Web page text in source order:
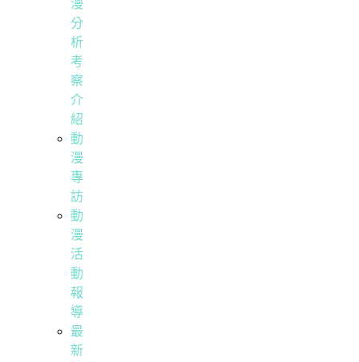
漫
分
析
考
察
介
紹
動
漫
專
訪
動
漫
活
動
報
導
最
新